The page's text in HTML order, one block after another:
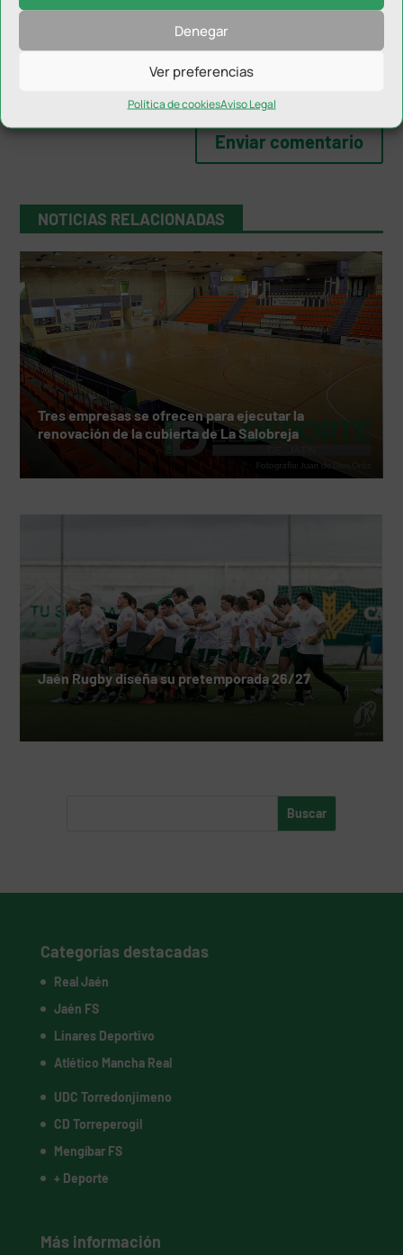
Denegar
Ver preferencias
Política de cookiesAviso Legal
NOTICIAS RELACIONADAS
Tres empresas se ofrecen para ejecutar la
renovación de la cubierta de La Salobreja
Jaén Rugby diseña su pretemporada 26/27
Categorías destacadas
Real Jaén
Jaén FS
Linares Deportivo
Atlético Mancha Real
UDC Torredonjimeno
CD Torreperogil
Mengíbar FS
+ Deporte
Más información